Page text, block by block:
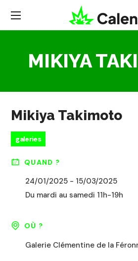
MIKIYA
Mikiya Takimoto
galeries
QUAND ?
24/01/2025 - 15/03/2025
Du mardi au samedi 11h-19h
OÙ ?
Galerie Clémentine de la